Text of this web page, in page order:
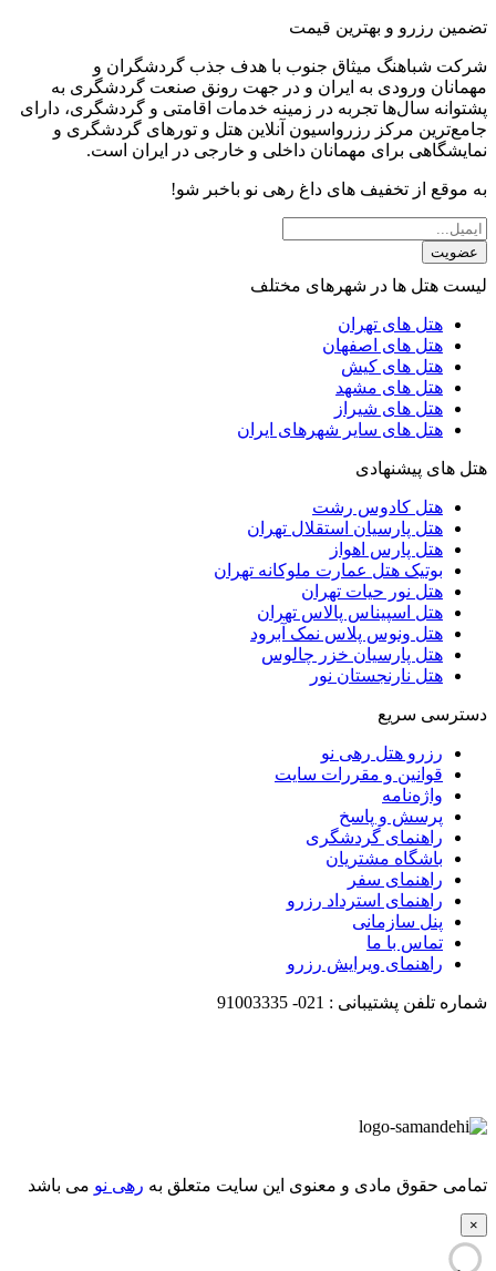
تضمین رزرو و بهترین قیمت
شرکت شباهنگ میثاق جنوب با هدف جذب گردشگران و
مهمانان ورودی به ایران و در جهت رونق صنعت گردشگری به
پشتوانه سال‌ها تجربه در زمینه خدمات اقامتی و گردشگری، دارای
جامع‌ترین مرکز رزرواسیون آنلاین هتل و تورهای گردشگری و
نمایشگاهی برای مهمانان داخلی و خارجی در ایران است.
به موقع از تخفیف های داغ رهی نو باخبر شو!
عضویت
لیست هتل ها در شهرهای مختلف
هتل های تهران
هتل های اصفهان
هتل های کیش
هتل های مشهد
هتل های شیراز
هتل های سایر شهرهای ایران
هتل های پیشنهادی
هتل کادوس رشت
هتل پارسیان استقلال تهران
هتل پارس اهواز
بوتیک هتل عمارت ملوکانه تهران
هتل نور حیات تهران
هتل اسپیناس پالاس تهران
هتل ونوس پلاس نمک آبرود
هتل پارسیان خزر چالوس
هتل نارنجستان نور
دسترسی سریع
رزرو هتل رهی نو
قوانین و مقررات سایت
واژه‌نامه
پرسش و پاسخ
راهنمای گردشگری
باشگاه مشتریان
راهنمای سفر
راهنمای استرداد رزرو
پنل سازمانی
تماس با ما
راهنمای ویرایش رزرو
شماره تلفن پشتیبانی : 021-
91003335
تمامی حقوق مادی و معنوی این سایت متعلق به رهی نو می باشد
×